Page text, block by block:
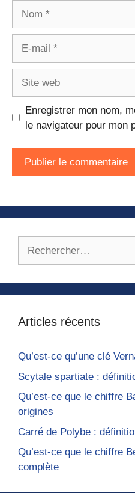
Enregistrer mon nom,
le navigateur pour mon
Articles récents
Qu’est-ce qu’une clé
Scytale spartiate :
Qu’est-ce que le chiffre
origines
Carré de Polybe :
Qu’est-ce que le chiffre
complète